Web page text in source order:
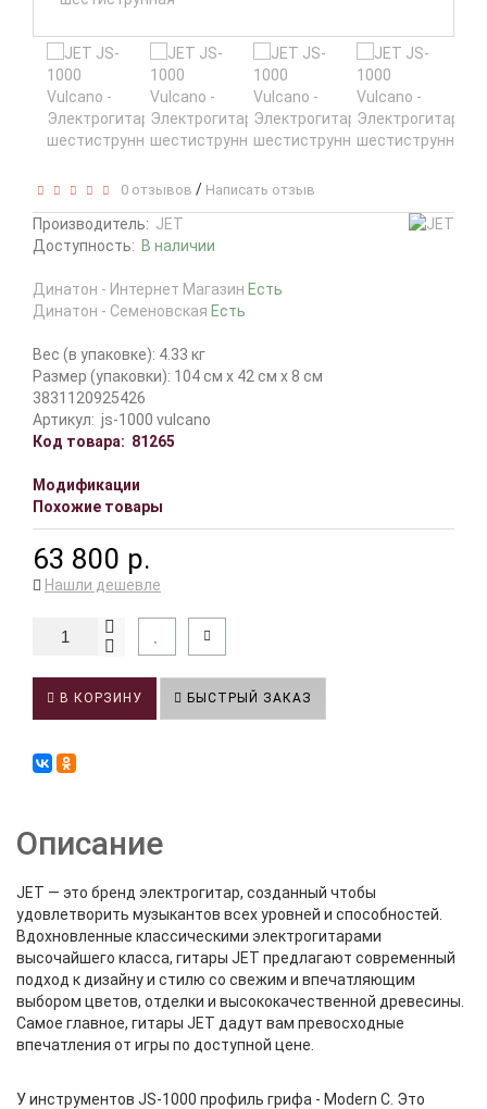
0 отзывов / Написать отзыв
Производитель: JET
Доступность: В наличии
Динатон - Интернет Магазин Есть
Динатон - Семеновская Есть
Вес (в упаковке): 4.33 кг
Размер (упаковки): 104 см x 42 см x 8 см
3831120925426
Артикул: js-1000 vulcano
Код товара: 81265
Модификации
Похожие товары
63 800 р.
Нашли дешевле
В КОРЗИНУ БЫСТРЫЙ ЗАКАЗ
Описание
JET — это бренд электрогитар, созданный чтобы
удовлетворить музыкантов всех уровней и способностей.
Вдохновленные классическими электрогитарами
высочайшего класса, гитары JET предлагают современный
подход к дизайну и стилю со свежим и впечатляющим
выбором цветов, отделки и высококачественной древесины.
Самое главное, гитары JET дадут вам превосходные
впечатления от игры по доступной цене.
У инструментов JS-1000 профиль грифа - Modern C. Это